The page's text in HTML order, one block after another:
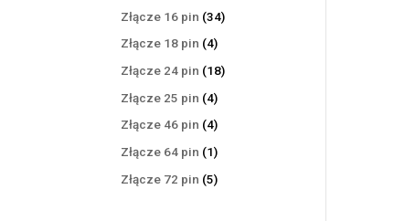
produkty
Złącze 16 pin 3434
Złącze 18 pin 44
produkty
Złącze 24 pin 1818
Złącze 25 pin 44
produkty
Złącze 46 pin 44
produkty
Złącze 64 pin 11
produkt
Złącze 72 pin 55